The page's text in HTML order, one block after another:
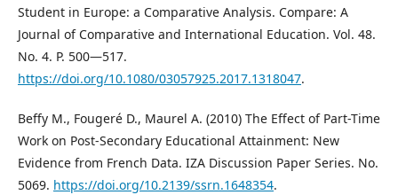
Student in Europe: a Comparative Analysis. Compare: A
Journal of Comparative and International Education. Vol. 48.
No. 4. P. 500—517.
https://doi.org/10.1080/03057925.2017.1318047.
Beffy M., Fougeré D., Maurel A. (2010) The Effect of Part-Time
Work on Post-Secondary Educational Attainment: New
Evidence from French Data. IZA Discussion Paper Series. No.
5069. https://doi.org/10.2139/ssrn.1648354.